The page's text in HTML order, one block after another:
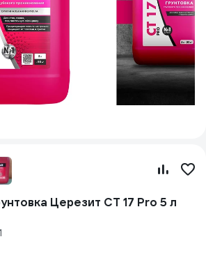
Церезит CT 17 Pro 5 л